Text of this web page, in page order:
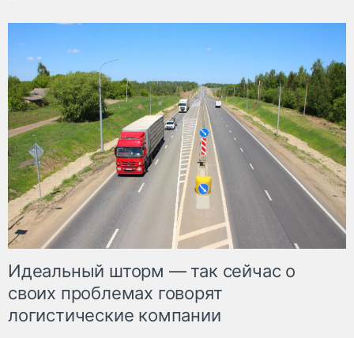
Идеальный шторм — так сейчас о
своих проблемах говорят
логистические компании